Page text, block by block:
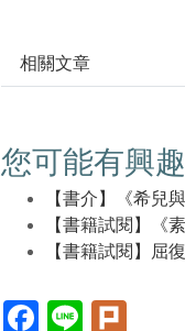
相關文章
您可能有興
【書介】《希兒
【書籍試閱】《
【書籍試閱】屈
Facebook(另
開
Line(另
開